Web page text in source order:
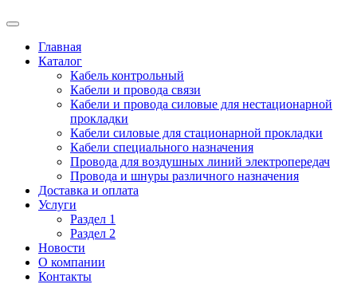
Главная
Каталог
Кабель контрольный
Кабели и провода связи
Кабели и провода силовые для нестационарной
прокладки
Кабели силовые для стационарной прокладки
Кабели специального назначения
Провода для воздушных линий электропередач
Провода и шнуры различного назначения
Доставка и оплата
Услуги
Раздел 1
Раздел 2
Новости
О компании
Контакты